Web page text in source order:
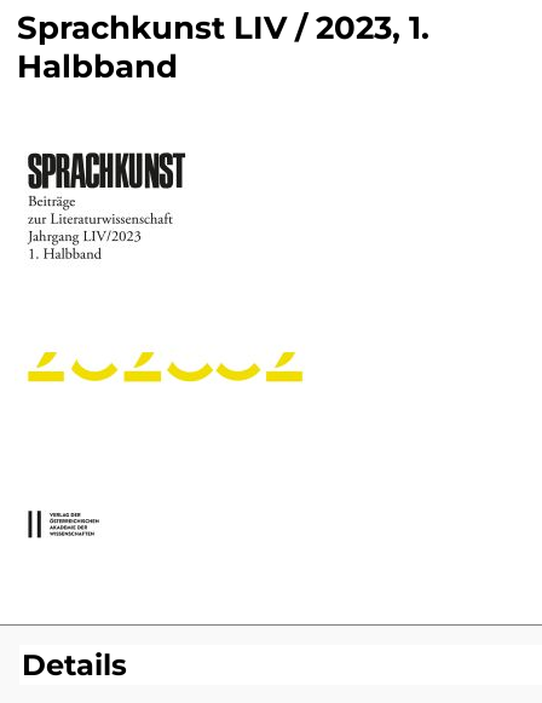
Sprachkunst LIV / 2023, 1.
Halbband
Details